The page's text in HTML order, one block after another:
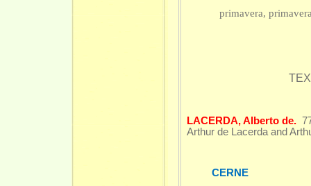
primavera,
LACERDA, Alberto de.
Arthur de Lacerda and
CERNE